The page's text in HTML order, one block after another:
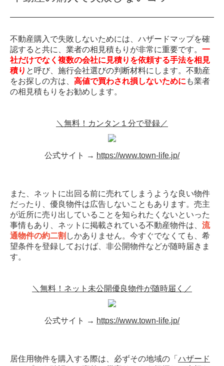
不動産購入で失敗しないためには、ハザードマップを確
認すると共に、業者の相見積もりが非常に重要です。 一
社だけでなく複数の会社に見積りを依頼する手法を相見
積り と呼び、施行会社選びの判断材料にします。不動産
をお探しの方は、 高値で買わされ損しないために も業者
の相見積もりをお勧めします。
＼無料！カンタン１分で登録／
公式サイト → https://www.town-life.jp/
また、ネットに出回る前に売れてしまうような良い物件
だったり、優良物件は広告しないこともあります。売主
が近所に売り出していることを知られたくないといった
事情もあり、ネットに掲載されている不動産物件は、 流
通物件の約二割 しかありません。今すぐでなくても、希
望条件を登録しておけば、非公開物件などが随時届きま
す。
＼無料！ネット未公開優良物件が随時届く／
公式サイト → https://www.town-life.jp/
居住用物件を購入する際は、必ずその地域の「 ハザード